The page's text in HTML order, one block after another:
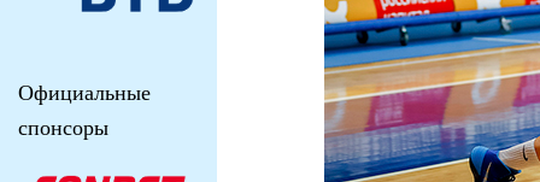
Официальные
спонсоры